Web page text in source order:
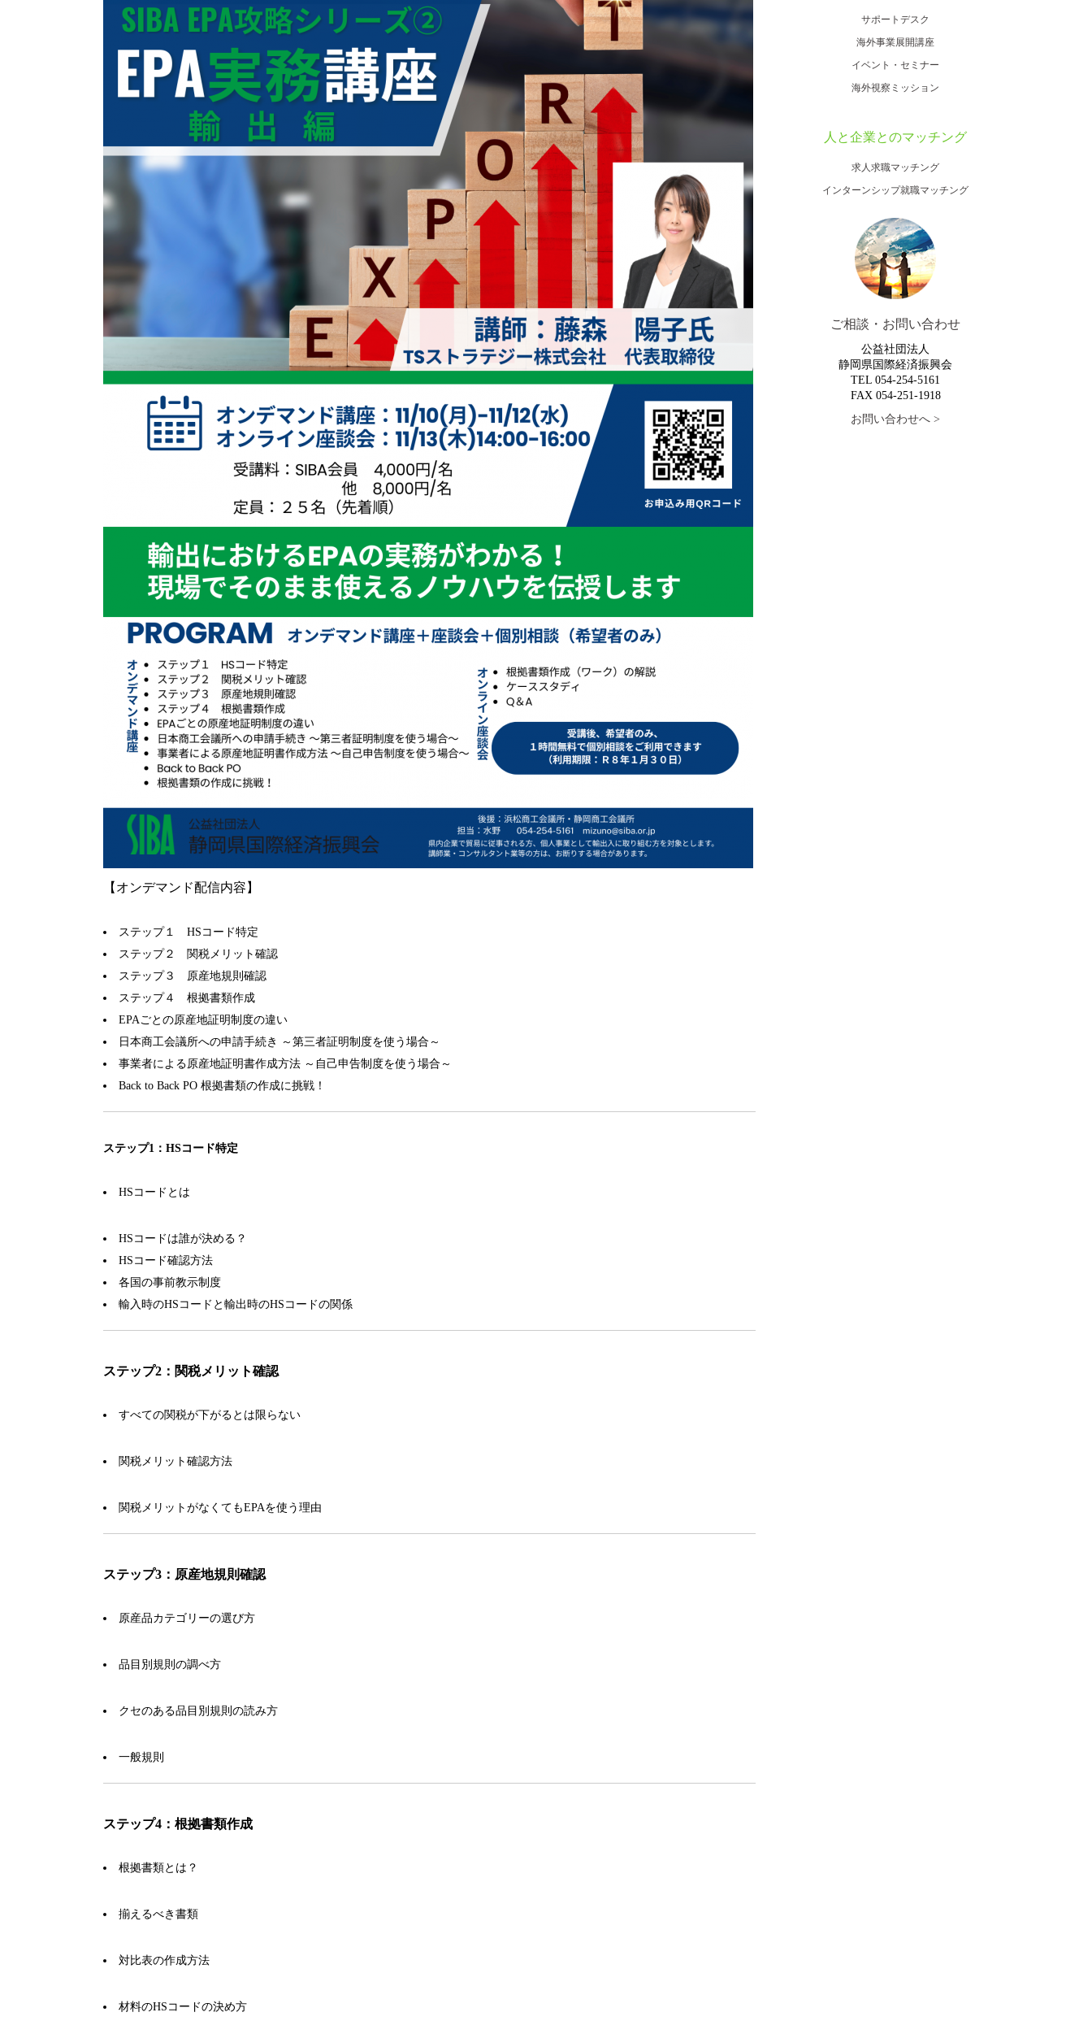
【オンデマンド配信内容】
ステップ１ HSコード特定
ステップ２ 関税メリット確認
ステップ３ 原産地規則確認
ステップ４ 根拠書類作成
EPAごとの原産地証明制度の違い
日本商工会議所への申請手続き ～第三者証明制度を使う場合～
事業者による原産地証明書作成方法 ～自己申告制度を使う場合～
Back to Back PO 根拠書類の作成に挑戦！
ステップ1：HSコード特定
HSコードとは
HSコードは誰が決める？
HSコード確認方法
各国の事前教示制度
輸入時のHSコードと輸出時のHSコードの関係
ステップ2：関税メリット確認
すべての関税が下がるとは限らない
関税メリット確認方法
関税メリットがなくてもEPAを使う理由
ステップ3：原産地規則確認
原産品カテゴリーの選び方
品目別規則の調べ方
クセのある品目別規則の読み方
一般規則
ステップ4：根拠書類作成
根拠書類とは？
揃えるべき書類
対比表の作成方法
材料のHSコードの決め方
サポートデスク
海外事業展開講座
イベント・セミナー
海外視察ミッション
人と企業とのマッチング
求人求職マッチング
インターンシップ就職マッチング
ご相談・お問い合わせ
公益社団法人
静岡県国際経済振興会
TEL 054-254-5161
FAX 054-251-1918
お問い合わせへ >